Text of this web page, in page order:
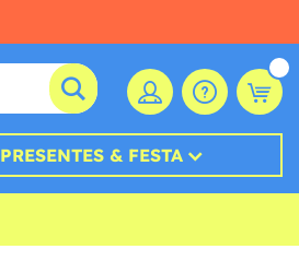
PRESENTES & FESTA